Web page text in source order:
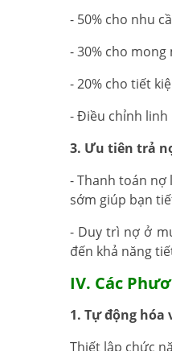
- 50% cho nhu
- 30% cho
- 20% cho tiết
- Điều chỉnh linh
3. Ưu tiên trả
- Thanh toán nợ
sớm giúp bạn
- Duy trì nợ ở
đến khả năng
IV. Các
1. Tự động hóa
Thiết lập chức